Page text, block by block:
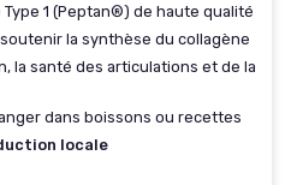
1 (Peptan®) de haute qualité
la synthèse du collagène
la santé des articulations et de la
dans boissons ou recettes
locale